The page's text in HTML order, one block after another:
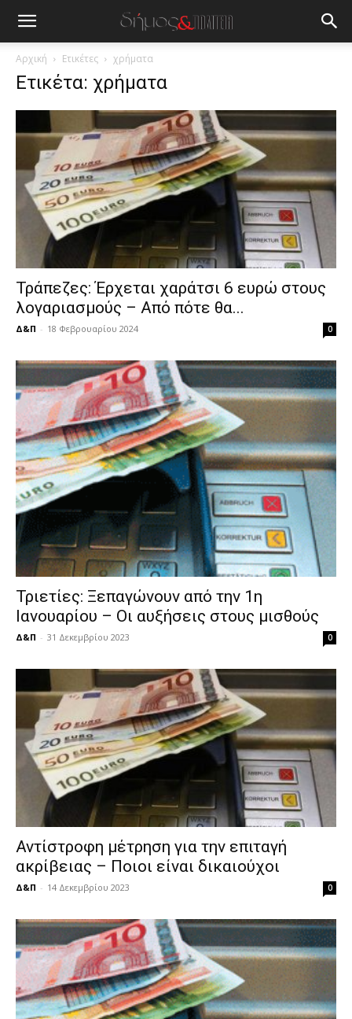
lesbians
very
hot
cam
show. desi
xxx
lyons
teaches
you
meaning
Αρχική Ετικέτες χρήματα
Ετικέτα: χρήματα
Τράπεζες: Έρχεται χαράτσι 6 ευρώ στους
λογαριασμούς – Από πότε θα...
Δ&Π - 18 Φεβρουαρίου 2024 0
Τριετίες: Ξεπαγώνουν από την 1η
Ιανουαρίου – Οι αυξήσεις στους μισθούς
Δ&Π - 31 Δεκεμβρίου 2023 0
Αντίστροφη μέτρηση για την επιταγή
ακρίβειας – Ποιοι είναι δικαιούχοι
Δ&Π - 14 Δεκεμβρίου 2023 0